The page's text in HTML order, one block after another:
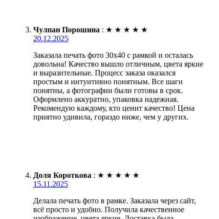
Чулпан Порошина : ★ ★ ★ ★ ★
20.12.2025
Заказала печать фото 30х40 с рамкой и осталась
довольна! Качество вышло отличным, цвета яркие
и выразительные. Процесс заказа оказался
простым и интуитивно понятным. Все шаги
понятны, а фотографии были готовы в срок.
Оформлено аккуратно, упаковка надежная.
Рекомендую каждому, кто ценит качество! Цена
приятно удивила, гораздо ниже, чем у других.
Доля Короткова : ★ ★ ★ ★ ★
15.11.2025
Делала печать фото в рамке. Заказала через сайт,
всё просто и удобно. Получила качественное